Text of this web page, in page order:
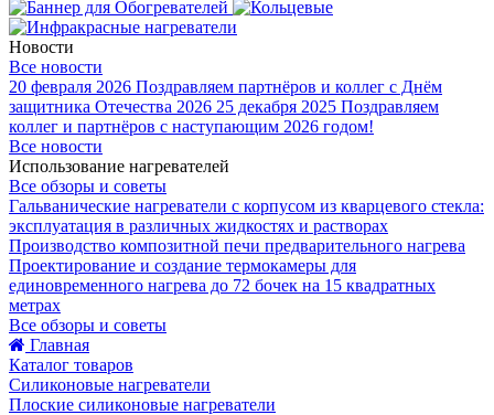
Новости
Все новости
20 февраля 2026 Поздравляем партнёров и коллег с Днём
защитника Отечества 2026 25 декабря 2025 Поздравляем
коллег и партнёров с наступающим 2026 годом!
Все новости
Использование нагревателей
Все обзоры и советы
Гальванические нагреватели с корпусом из кварцевого стекла:
эксплуатация в различных жидкостях и растворах
Производство композитной печи предварительного нагрева
Проектирование и создание термокамеры для
единовременного нагрева до 72 бочек на 15 квадратных
метрах
Все обзоры и советы
Главная
Каталог товаров
Силиконовые нагреватели
Плоские силиконовые нагреватели